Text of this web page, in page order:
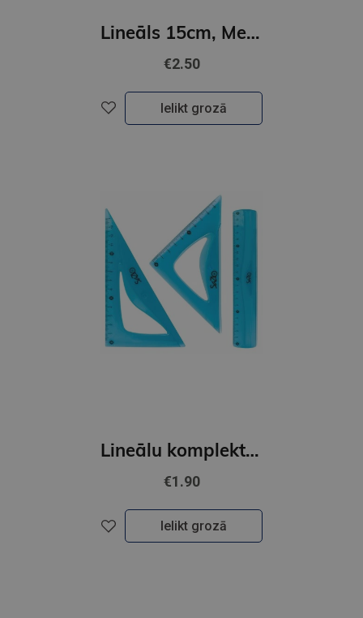
Lineāls 15cm, Meow
€2.50
Ielikt grozā
Lineālu komplekts, flexi S20, 3gab
€1.90
Ielikt grozā